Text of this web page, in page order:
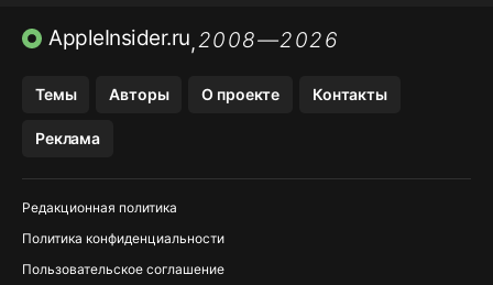
ПРИЛОЖЕНИЯ APP STORE
AppleInsider.ru,2008—2026
Темы Авторы О проекте Контакты
Реклама
Редакционная политика
Политика конфиденциальности
Пользовательское соглашение